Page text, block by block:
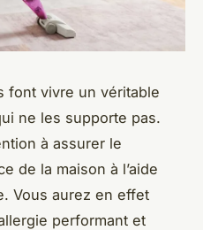
font vivre un véritable
ne les supporte pas.
à assurer le
de la maison à l’aide
Vous aurez en effet
performant et